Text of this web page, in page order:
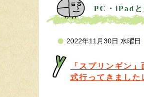
PC・iPad
2022年11月30日 水曜日
「スプリンギン
式行ってきました